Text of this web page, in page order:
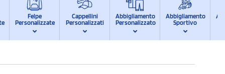
Felpe
Personalizzate
Cappellini
Personalizzati
Abbigliamento
Personalizzato
Abbigliamento
Sportivo